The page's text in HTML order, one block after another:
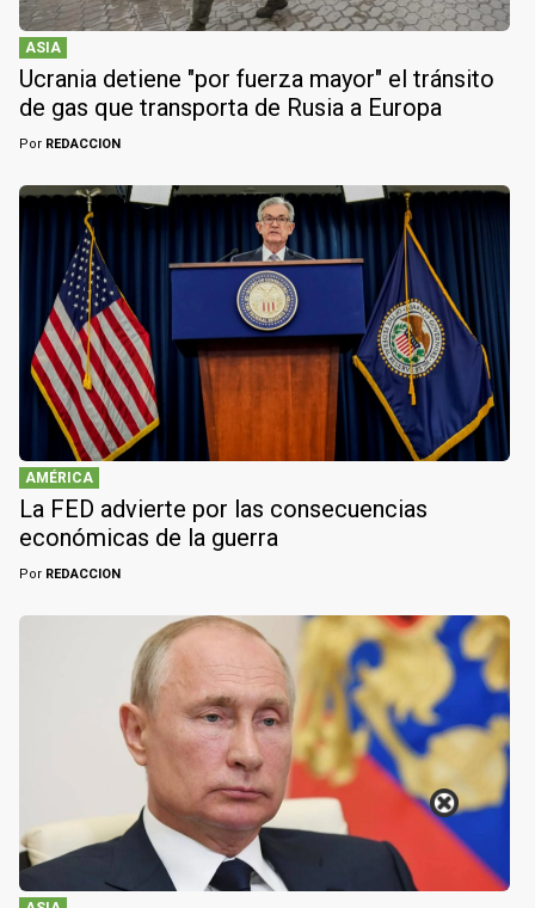
ASIA
Ucrania detiene "por fuerza mayor" el tránsito
de gas que transporta de Rusia a Europa
Por REDACCION
AMÉRICA
La FED advierte por las consecuencias
económicas de la guerra
Por REDACCION